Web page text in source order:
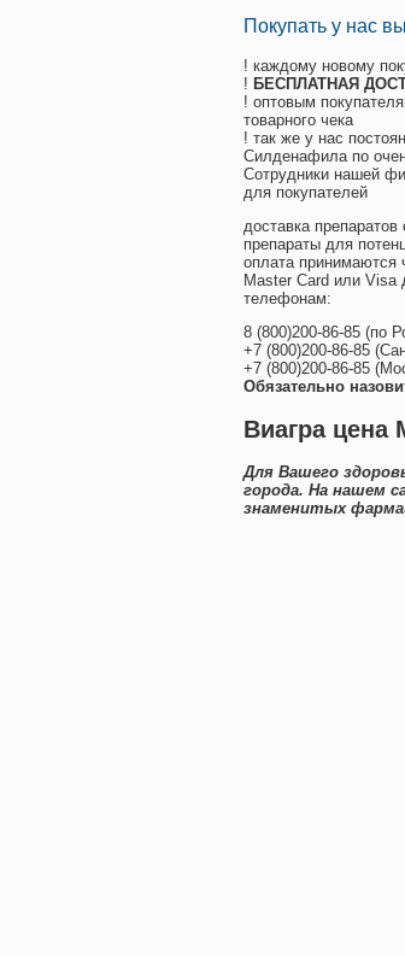
Покупать у нас
! каждому новому
! БЕСПЛАТНАЯ
! оптовым
товарного чека
! так же у нас
Силденафила по
Cотрудники нашей
для покупателей
доставка
препараты для
оплата принимаются
Master Card или Visa
телефонам:
8 (800)200-86-85 (по
+7 (800)200-86-85 (
+7 (800)200-86-85 (
Обязательно
Виагра цена
Для Вашего
города. На нашем
знаменитых